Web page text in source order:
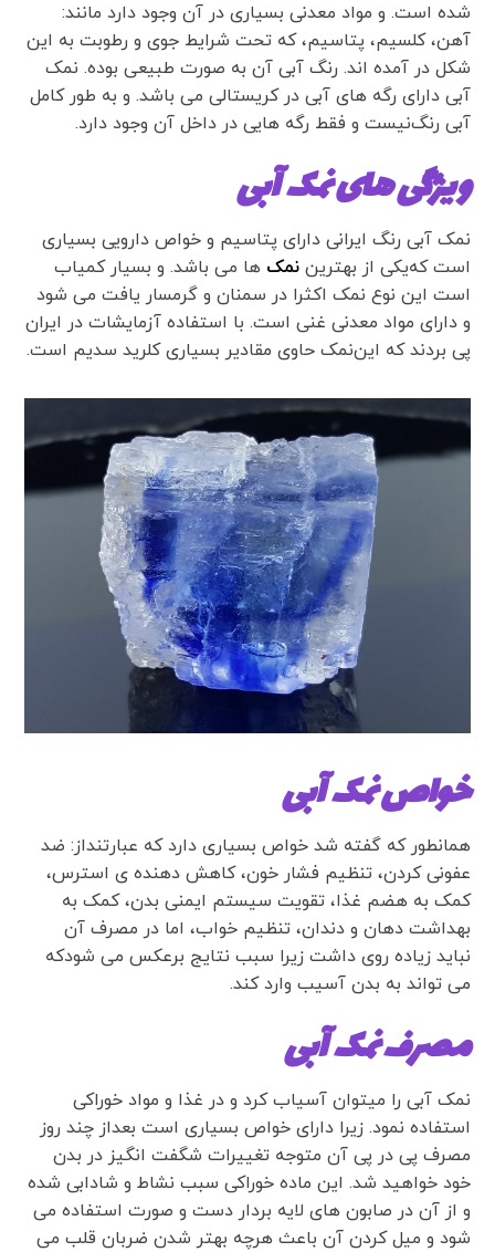
شده است. و مواد معدنی بسیاری در آن وجود دارد مانند:
آهن، کلسیم، پتاسیم، که تحت شرایط جوی و رطوبت به این
شکل در آمده اند. رنگ آبی آن به صورت طبیعی بوده. نمک
آبی دارای رگه های آبی در کریستالی می باشد. و به طور کامل
آبی رنگ‌نیست و فقط رگه هایی در داخل آن وجود دارد.
ویژگی های نمک آبی
نمک آبی رنگ ایرانی دارای پتاسیم و خواص دارویی بسیاری
است که‌یکی از بهترین ‌نمک ها می باشد. و بسیار کمیاب
است این نوع نمک اکثرا در سمنان و گرمسار یافت می شود
و دارای مواد معدنی غنی است. با استفاده آزمایشات در ایران
‌پی بردند که این‌نمک حاوی مقادیر بسیاری کلرید سدیم است.
خواص نمک آبی
همانطور که گفته شد خواص بسیاری دارد که عبارتنداز: ضد
عفونی کردن، تنظیم فشار خون، کاهش دهنده ی استرس،
کمک به هضم غذا، تقویت سیستم ایمنی بدن، کمک به
بهداشت دهان و دندان، تنظیم خواب، اما در مصرف آن
نباید زیاده روی داشت زیرا سبب نتایج برعکس می شودکه
می تواند به بدن آسیب وارد کند.
مصرف نمک آبی
نمک آبی را میتوان آسیاب کرد و در غذا و مواد خوراکی
استفاده نمود. زیرا دارای خواص بسیاری است بعداز چند روز
مصرف پی در پی آن متوجه تغییرات شگفت انگیز در بدن
خود خواهید شد. این ماده خوراکی سبب نشاط و شادابی شده
و از آن در صابون های لایه بردار دست و صورت استفاده می
شود و میل کردن آن باعث هرچه بهتر شدن ضربان قلب می